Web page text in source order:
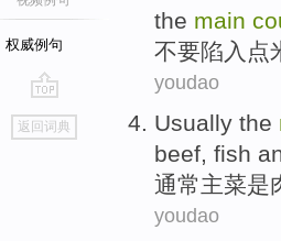
权威例句
go
top
返回词典
the main
不要陷入 点
youdao
Usually the
beef, fish
通常主菜是
youdao